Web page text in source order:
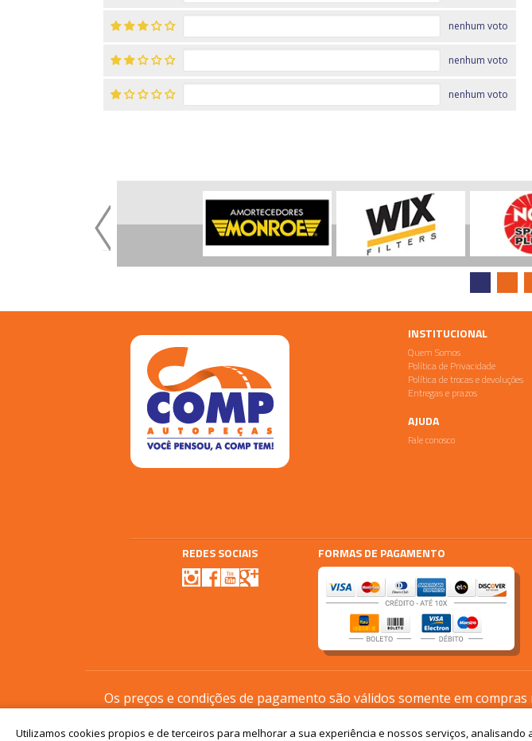
nenhum voto
nenhum voto
nenhum voto
INSTITUCIONAL
Quem Somos
Política de Privacidade
Política de trocas e devoluções
Entregas e prazos
AJUDA
Fale conosco
REDES SOCIAIS FORMAS DE PAGAMENTO
Os preços e condições de pagamento são válidos somente em
Utilizamos cookies propios e de terceiros para melhorar a sua experiência e nossos serviços, analisando